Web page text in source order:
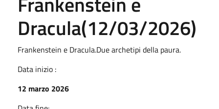
Dracula(12/03/2026)
Frankenstein e Dracula.Due archetipi della paura.
Data inizio :
12 marzo 2026